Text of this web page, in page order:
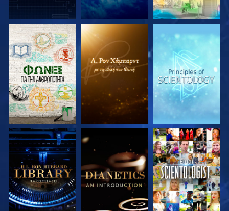
ΕΞΕΡΕΥΝΗΣΤΕ ΤΗ
ΣΕΙΡΑ
ΕΞΕΡΕΥΝΗΣΤΕ ΤΗ
ΣΕΙΡΑ
ΕΞΕΡΕΥΝΗΣΤΕ ΤΗ
ΣΕΙΡΑ
ΕΞΕΡΕΥΝΗΣΤΕ ΤΗ
ΣΕΙΡΑ
ΕΞΕΡΕΥΝΗΣΤΕ ΤΗ
ΣΕΙΡΑ
ΠΑΡΑΚΟΛΟΥΘΗΣΤΕ